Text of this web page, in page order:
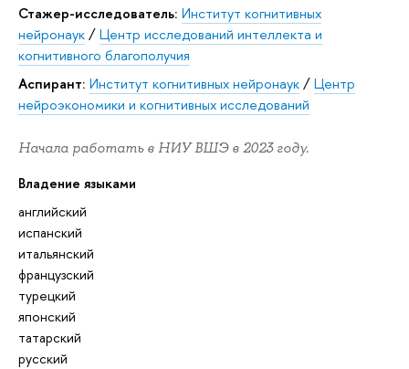
Стажер-исследователь: Институт когнитивных
нейронаук/Центр исследований интеллекта и
когнитивного благополучия
Аспирант: Институт когнитивных нейронаук/Центр
нейроэкономики и когнитивных исследований
Начала работать в НИУ ВШЭ в 2023 году.
Владение языками
английский
испанский
итальянский
французский
турецкий
японский
татарский
русский